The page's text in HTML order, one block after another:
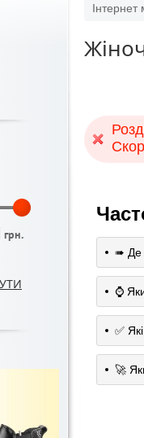
грн.
Інтернет
➠ Де
⌚️
✅
🚀